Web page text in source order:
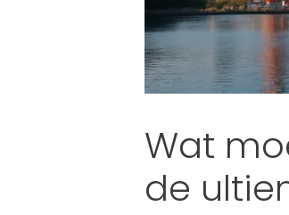
Wat
de